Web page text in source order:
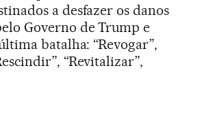
a desfazer os danos
Governo de Trump e
batalha: “Revogar”,
“Revitalizar”,